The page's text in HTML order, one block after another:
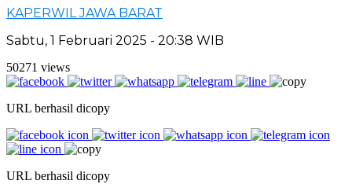
KAPERWIL JAWA BARAT
Sabtu, 1 Februari 2025 - 20:38 WIB
50271 views
URL berhasil dicopy
URL berhasil dicopy